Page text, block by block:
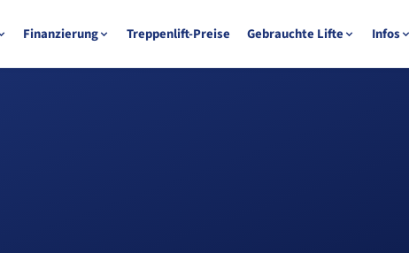
Finanzierung Treppenlift-Preise Gebrauchte Lifte Infos